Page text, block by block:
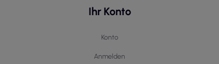
Ihr Konto
Konto
Anmelden